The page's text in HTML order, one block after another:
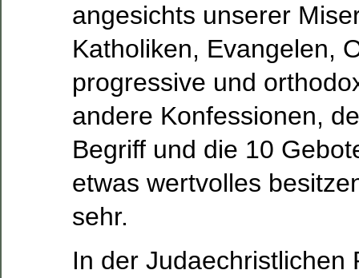
angesichts unserer
Katholiken, Evangelen,
progressive und
andere Konfessionen,
Begriff und die 10
etwas wertvolles
sehr.
In der Judaechristlichen